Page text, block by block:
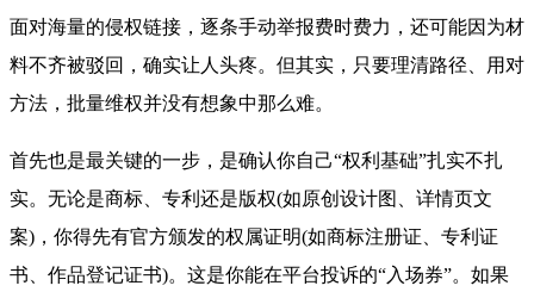
面对海量的侵权链接，逐条手动举报费时费力，还可能因为材
料不齐被驳回，确实让人头疼。但其实，只要理清路径、用对
方法，批量维权并没有想象中那么难。
首先也是最关键的一步，是确认你自己“权利基础”扎实不扎
实。无论是商标、专利还是版权(如原创设计图、详情页文
案)，你得先有官方颁发的权属证明(如商标注册证、专利证
书、作品登记证书)。这是你能在平台投诉的“入场券”。如果